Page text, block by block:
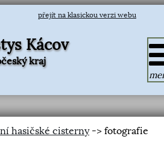
přejít na klasickou verzi webu
Kácov
kraj
hasičské cisterny-> fotografie